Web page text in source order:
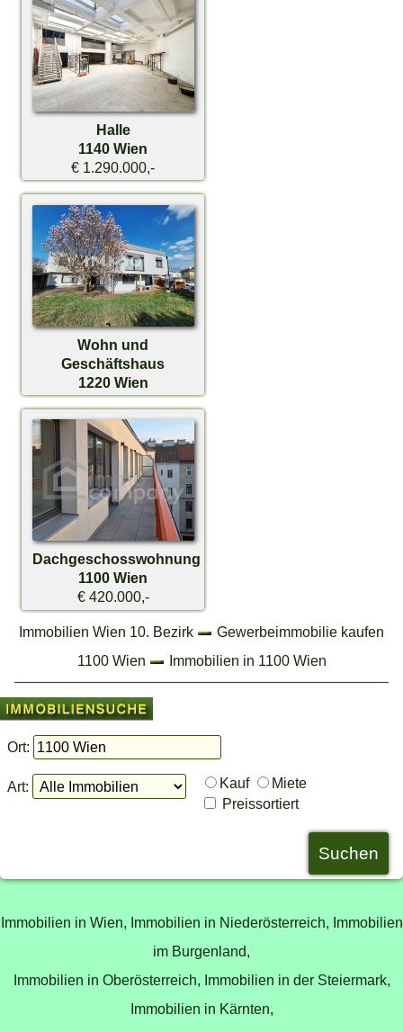
Halle
1140 Wien
€ 1.290.000,-
Wohn und
Geschäftshaus
1220 Wien
€ 1.650.000,-
Dachgeschosswohnung
1100 Wien
€ 420.000,-
Immobilien Wien 10. Bezirk
Gewerbeimmobilie kaufen
1100 Wien
Immobilien in 1100 Wien
Ort:
Art: Kauf
Miete
Preissortiert
Immobilien in Wien, Immobilien in Niederösterreich, Immobilien
im Burgenland,
Immobilien in Oberösterreich, Immobilien in der Steiermark,
Immobilien in Kärnten,